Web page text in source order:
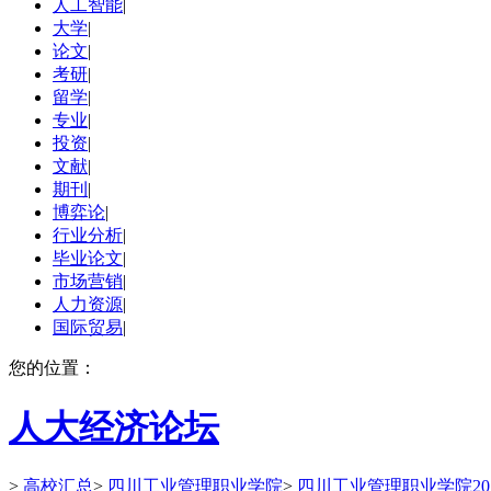
人工智能|
大学|
论文|
考研|
留学|
专业|
投资|
文献|
期刊 |
博弈论|
行业分析|
毕业论文|
市场营销|
人力资源|
国际贸易|
您的位置：
人大经济论坛
> 高校汇总> 四川工业管理职业学院> 四川工业管理职业学院